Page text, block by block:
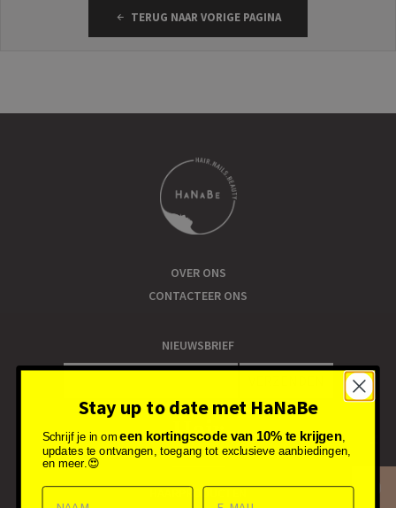
TERUG NAAR VORIGE PAGINA
OVER ONS
CONTACTEER ONS
NIEUWSBRIEF
Hair
HAARPRODUCTEN
Stay up to date met HaNaBe
Schrijf je in om een kortingscode van 10% te krijgen,
updates te ontvangen, toegang tot exclusieve aanbiedingen,
en meer.😍